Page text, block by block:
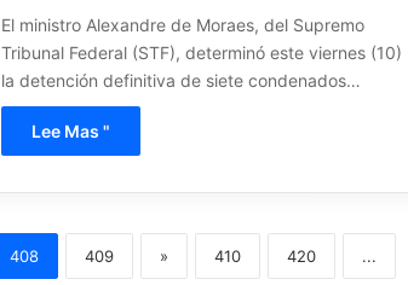
El ministro Alexandre de Moraes, del Supremo
Tribunal Federal (STF), determinó este viernes (10)
la detención definitiva de siete condenados…
Lee Mas "
408 409 » 410 420 ...